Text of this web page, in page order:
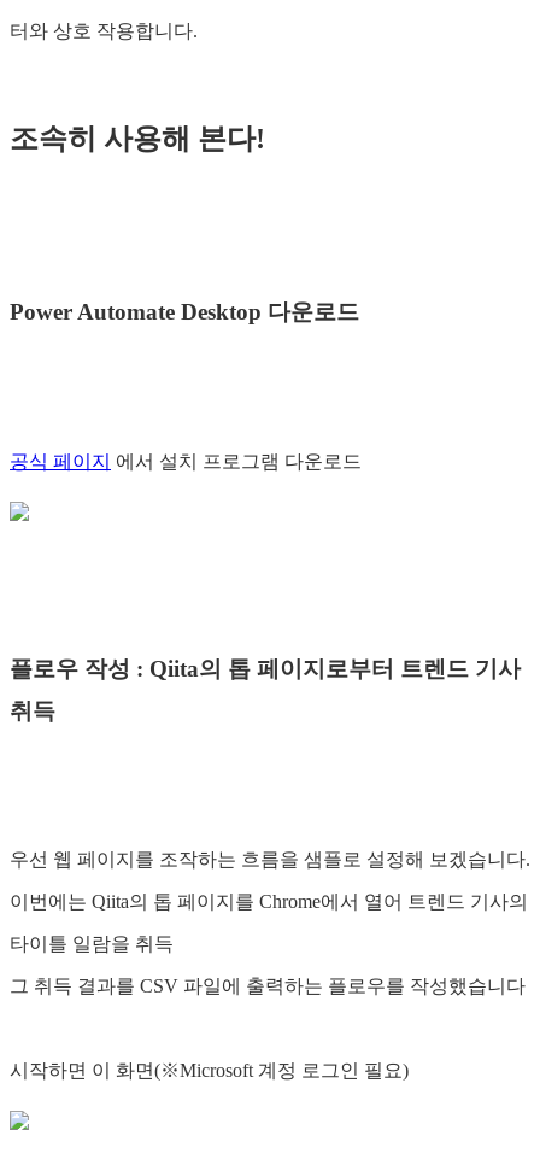
터와 상호 작용합니다.
조속히 사용해 본다!
Power Automate Desktop 다운로드
공식 페이지 에서 설치 프로그램 다운로드
플로우 작성 : Qiita의 톱 페이지로부터 트렌드 기사
취득
우선 웹 페이지를 조작하는 흐름을 샘플로 설정해 보겠습니다.
이번에는 Qiita의 톱 페이지를 Chrome에서 열어 트렌드 기사의
타이틀 일람을 취득
그 취득 결과를 CSV 파일에 출력하는 플로우를 작성했습니다
시작하면 이 화면(※Microsoft 계정 로그인 필요)